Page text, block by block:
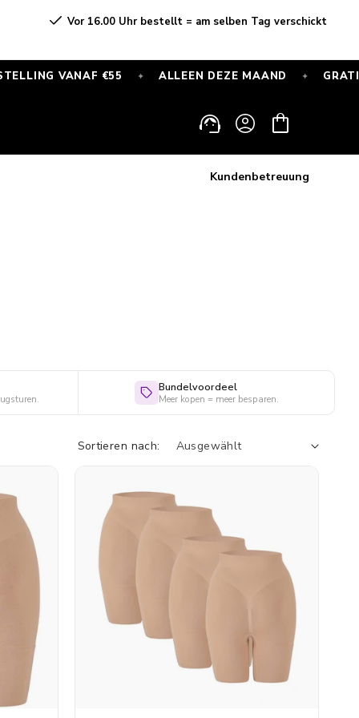
Vor 16.00 Uhr bestellt = am selben Tag verschickt
VANAF €55 ✦ ALLEEN DEZE MAAND ✦ GRATIS
EinloggenWarenkorb
Kundenbetreuung
Bundelvoordeel
Meer kopen = meer besparen.
Sortieren nach: